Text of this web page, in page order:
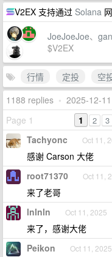
V2EX 支持通过 Solana
JoeJoeJoe、
$V2EX
行情 定投
空
1188 replies • 2025-12-
Page 1
1 2 3
Tachyonc Oct 11,
感谢 Carson 大佬
root71370 Oct 11,
来了老哥
lnlnln Oct 11, 2025
来了，感谢大佬
Peikon Oct 11, 2025